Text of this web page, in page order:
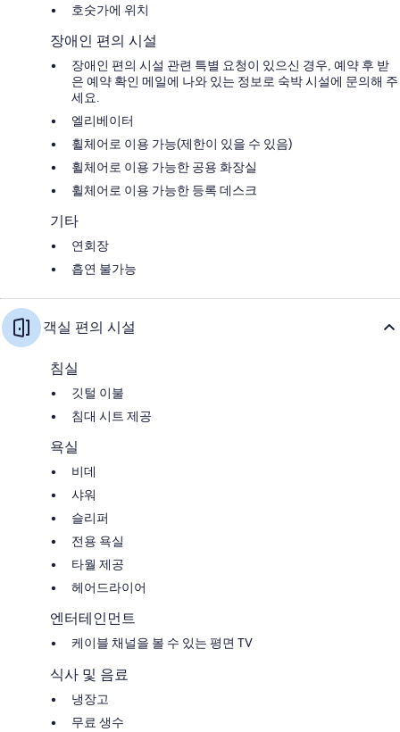
호숫가에 위치
장애인 편의 시설
장애인 편의 시설 관련 특별 요청이 있으신 경우, 예약 후 받
은 예약 확인 메일에 나와 있는 정보로 숙박 시설에 문의해 주
세요.
엘리베이터
휠체어로 이용 가능(제한이 있을 수 있음)
휠체어로 이용 가능한 공용 화장실
휠체어로 이용 가능한 등록 데스크
기타
연회장
흡연 불가능
객실 편의 시설
침실
깃털 이불
침대 시트 제공
욕실
비데
샤워
슬리퍼
전용 욕실
타월 제공
헤어드라이어
엔터테인먼트
케이블 채널을 볼 수 있는 평면 TV
식사 및 음료
냉장고
무료 생수